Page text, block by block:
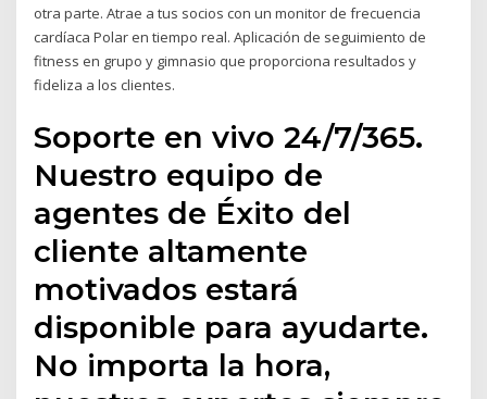
otra parte. Atrae a tus socios con un monitor de frecuencia
cardíaca Polar en tiempo real. Aplicación de seguimiento de
fitness en grupo y gimnasio que proporciona resultados y
fideliza a los clientes.
Soporte en vivo 24/7/365.
Nuestro equipo de
agentes de Éxito del
cliente altamente
motivados estará
disponible para ayudarte.
No importa la hora,